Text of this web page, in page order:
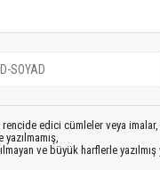
edici cümleler veya imalar,
ve büyük harflerle